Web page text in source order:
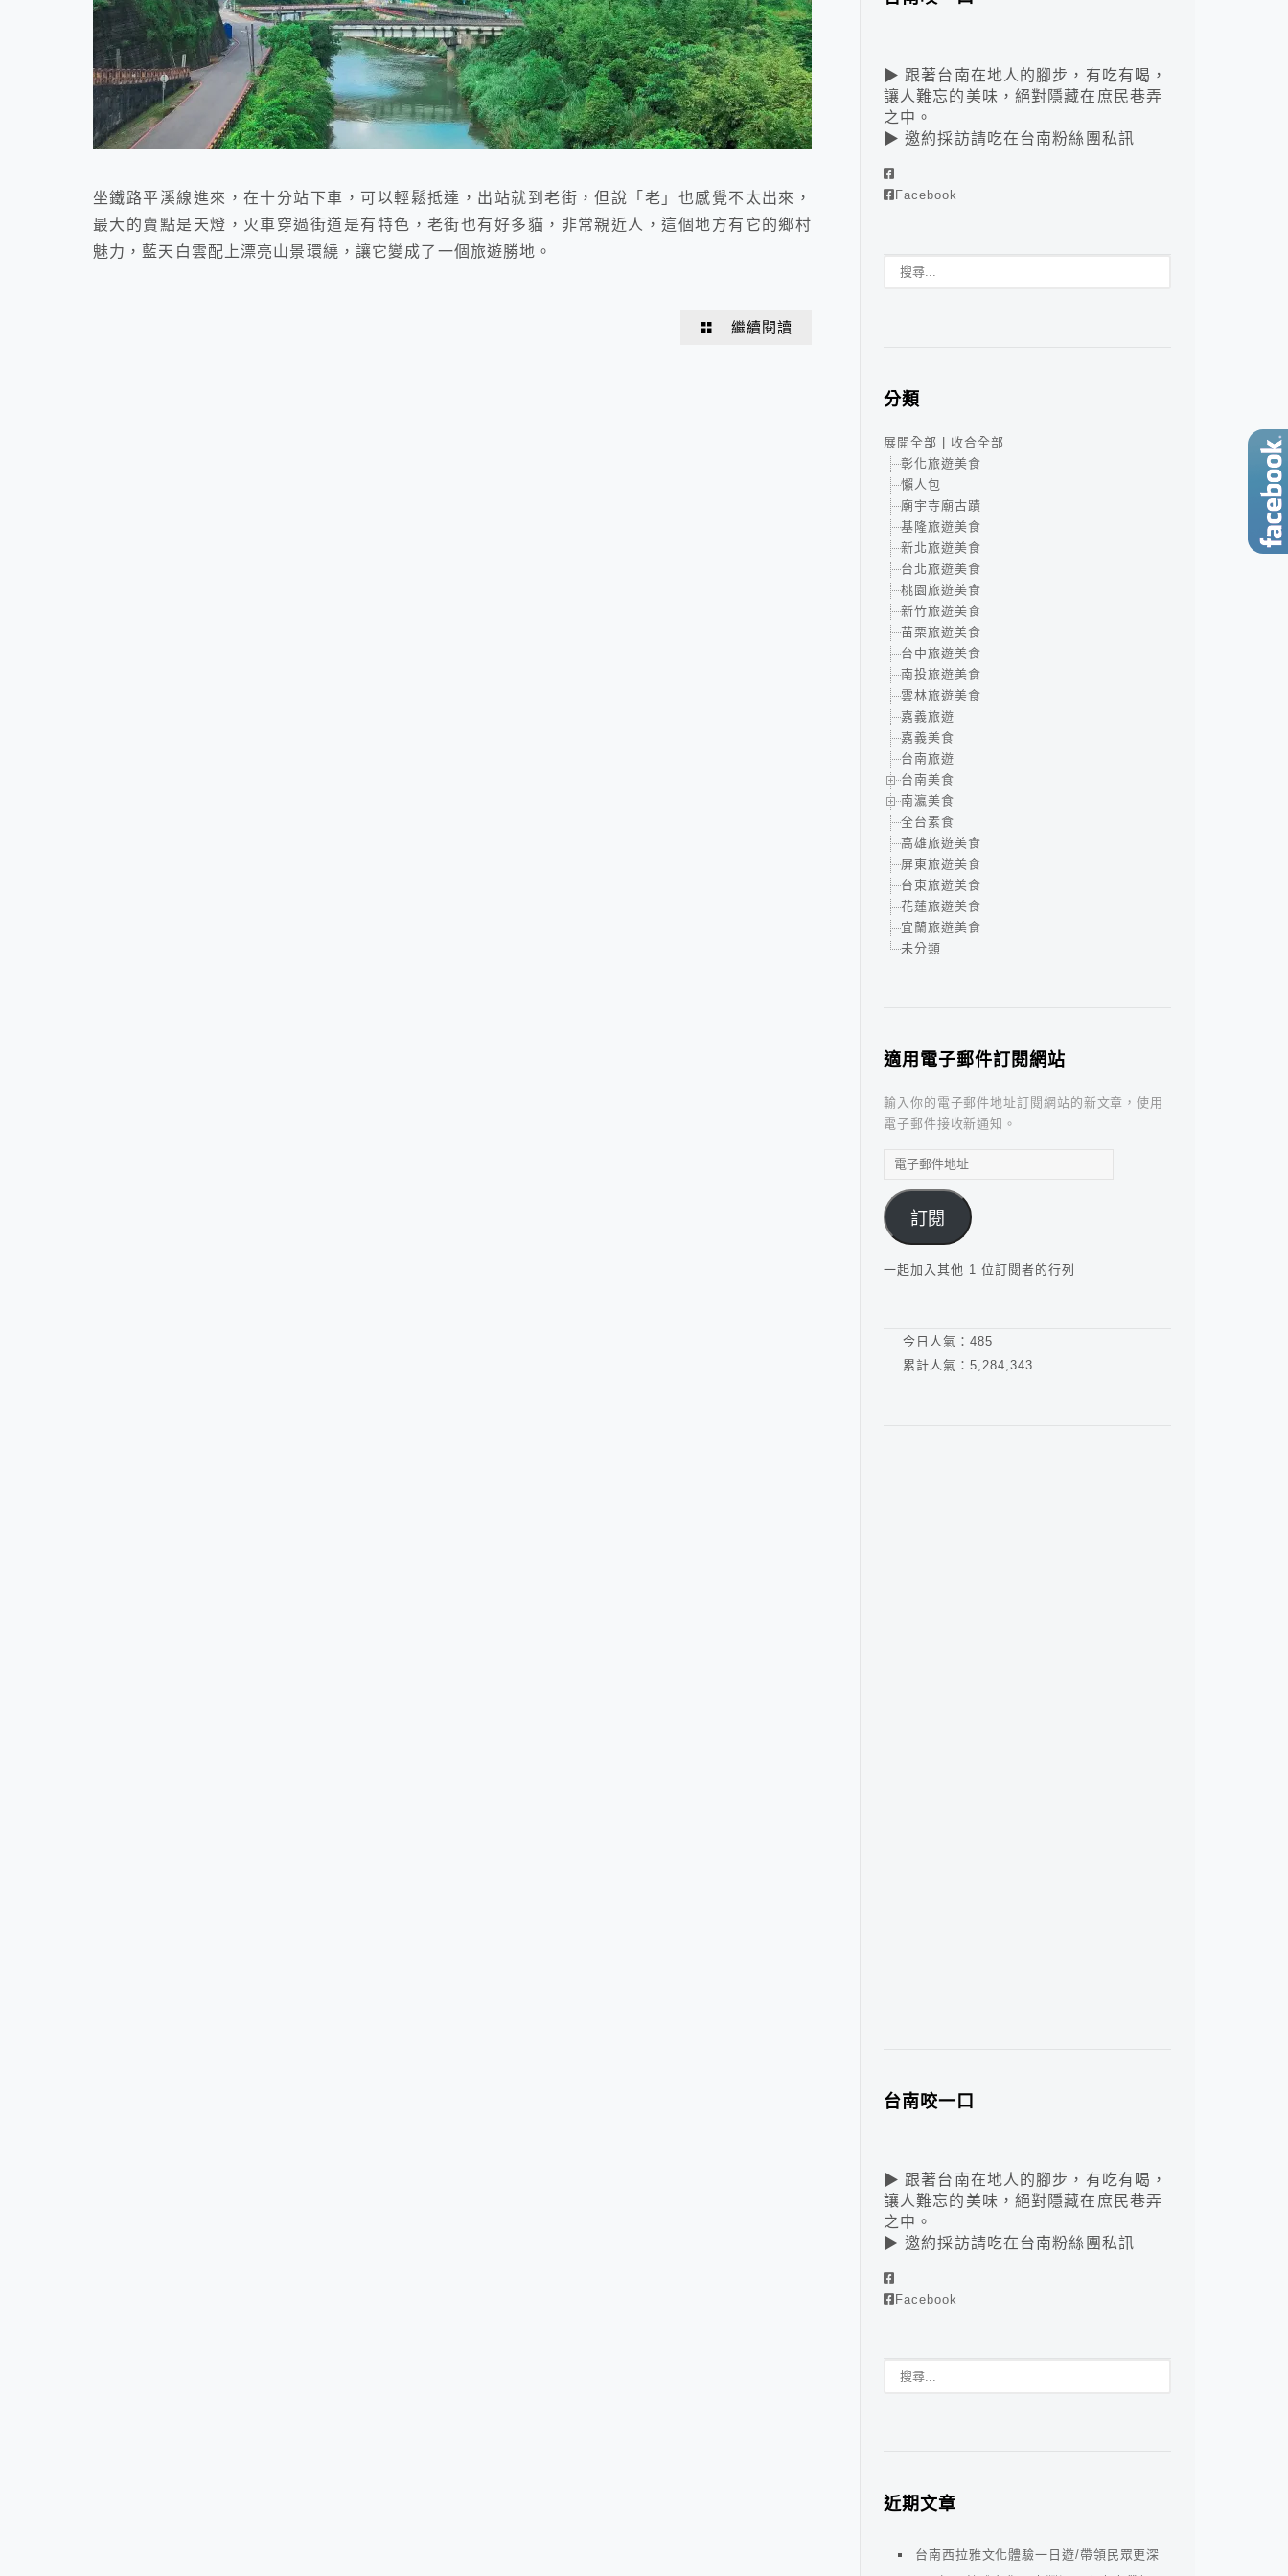
坐鐵路平溪線進來，在十分站下車，可以輕鬆抵達，出站就到老街，但說「老」也感覺不太出來，
最大的賣點是天燈，火車穿過街道是有特色，老街也有好多貓，非常親近人，這個地方有它的鄉村
魅力，藍天白雲配上漂亮山景環繞，讓它變成了一個旅遊勝地。
繼續閱讀
▶ 跟著台南在地人的腳步，有吃有喝，
讓人難忘的美味，絕對隱藏在庶民巷弄
之中。
▶ 邀約採訪請吃在台南粉絲團私訊
Facebook
分類
展開全部
收合全部
彰化旅遊美食
懶人包
廟宇寺廟古蹟
基隆旅遊美食
新北旅遊美食
台北旅遊美食
桃園旅遊美食
新竹旅遊美食
苗栗旅遊美食
台中旅遊美食
南投旅遊美食
雲林旅遊美食
嘉義旅遊
嘉義美食
台南旅遊
台南美食
南瀛美食
全台素食
高雄旅遊美食
屏東旅遊美食
台東旅遊美食
花蓮旅遊美食
宜蘭旅遊美食
未分類
適用電子郵件訂閱網站
輸入你的電子郵件地址訂閱網站的新文章，使用
電子郵件接收新通知。
電
郵
件
地
址
訂閱
一起加入其他 1 位訂閱者的行列
今日人氣： 485
累計人氣： 5,284,343
台南咬一口
▶ 跟著台南在地人的腳步，有吃有喝，
讓人難忘的美味，絕對隱藏在庶民巷弄
之中。
▶ 邀約採訪請吃在台南粉絲團私訊
Facebook
近期文章
台南西拉雅文化體驗一日遊/帶領民眾更深